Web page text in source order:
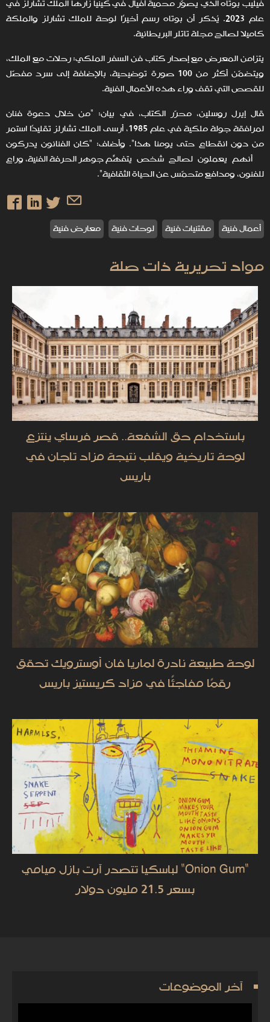
فيليب بوتاه الذي يصوّر محمية أفيال في كينيا زارها الملك تشارلز في
عام 2023. يُذكر أن بوتاه رسم أخيرًا لوحة للملك تشارلز والملكة
كاميلا لصالح مجلة تاتلر البريطانية.
يتزامن المعرض مع إصدار كتاب فن السفر الملكي: رحلات مع الملك،
ويتضمّن أكثر من 100 صورة توضيحية، بالإضافة إلى سرد مفصّل
للقصص التي تقف وراء هذه الأعمال الفنية.
قال إيرل روسلين، محرّر الكتاب، في بيان: "من خلال دعوة فنان
لمرافقة جولة ملكية في عام 1985، أرسى الملك تشارلز تقليدًا استمر
من دون انقطاع حتى يومنا هذا". وأضاف: "كان الفنانون يدركون
أنهم يعملون لصالح شخص يتفهّم جوهر الحرفة الفنية، وراعٍ
للفنون، ومدافع متحمّس عن الحياة الثقافية".
أعمال فنية مقتنيات فنية لوحات فنية معارض فنية
مواد تحريرية ذات صلة
باستخدام حق الشفعة.. قصر فرساي ينتزع
لوحة تاريخية ويقلب نتيجة مزاد تاجان في
باريس
لوحة طبيعة نادرة لماريا فان أوسترويك تحقق
رقمًا مفاجئًا في مزاد كريستيز باريس
"Onion Gum" لباسكيا تتصدر آرت بازل ميامي
بسعر 21.5 مليون دولار
آخر الموضوعات